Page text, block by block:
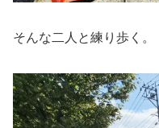
そんな二人と練り歩く。